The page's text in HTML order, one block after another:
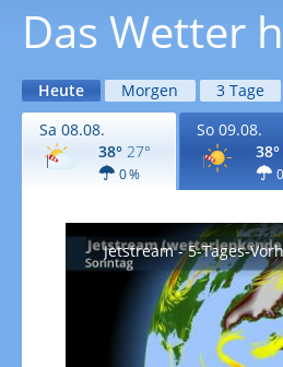
Das Wetter
Heute Morgen 3 Tage
Sa 08.08.
38° 27°
0 %
So 09.08.
38°
Jetstream - 5-Tages-